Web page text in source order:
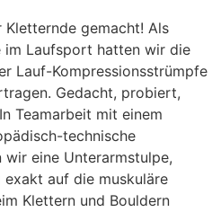
gemacht! Als
Laufsport hatten wir die
Lauf-Kompressionsstrümpfe
Gedacht, probiert,
Teamarbeit mit einem
technische
eine Unterarmstulpe,
auf die muskuläre
Klettern und Bouldern